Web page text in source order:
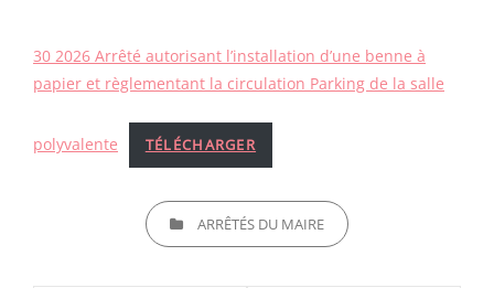
30 2026 Arrêté autorisant l’installation d’une benne à
papier et règlementant la circulation Parking de la salle
polyvalente TÉLÉCHARGER
CATEGORIESARRÊTÉS DU MAIRE